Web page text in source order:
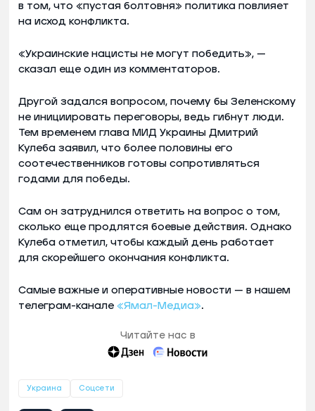
в том, что «пустая болтовня» политика повлияет
на исход конфликта.
«Украинские нацисты не могут победить», —
сказал еще один из комментаторов.
Другой задался вопросом, почему бы Зеленскому
не инициировать переговоры, ведь гибнут люди.
Тем временем глава МИД Украины Дмитрий
Кулеба заявил, что более половины его
соотечественников готовы сопротивляться
годами для победы.
Сам он затруднился ответить на вопрос о том,
сколько еще продлятся боевые действия. Однако
Кулеба отметил, чтобы каждый день работает
для скорейшего окончания конфликта.
Самые важные и оперативные новости — в нашем
телеграм-канале «Ямал-Медиа».
Читайте нас в
Украина Соцсети